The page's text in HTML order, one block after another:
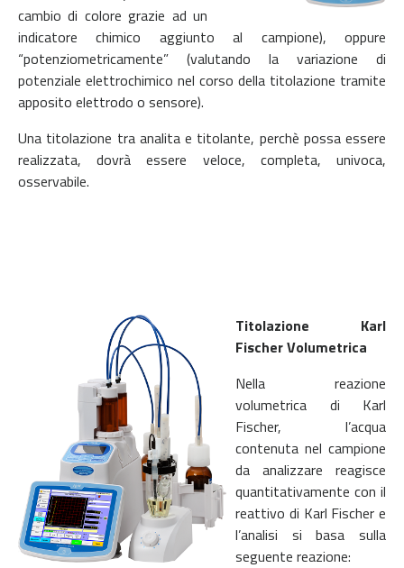
cambio di colore grazie ad un
indicatore chimico aggiunto al campione), oppure
“potenziometricamente” (valutando la variazione di
potenziale elettrochimico nel corso della titolazione tramite
apposito elettrodo o sensore).
Una titolazione tra analita e titolante, perchè possa essere
realizzata, dovrà essere veloce, completa, univoca,
osservabile.
Titolazione Karl
Fischer Volumetrica
Nella reazione
volumetrica di Karl
Fischer, l’acqua
contenuta nel campione
da analizzare reagisce
quantitativamente con il
reattivo di Karl Fischer e
l’analisi si basa sulla
seguente reazione: